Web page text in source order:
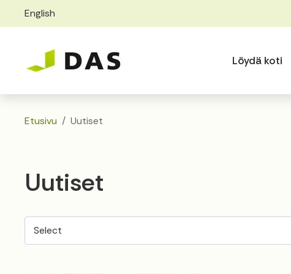
Skip to main content
English
Löydä koti
Etusivu Uutiset
Uutiset